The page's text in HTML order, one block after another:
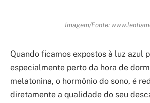
Imagem/Fonte:
Quando ficamos expostos à luz azul
especialmente perto da hora de
melatonina, o hormônio do sono, é
diretamente a qualidade do seu